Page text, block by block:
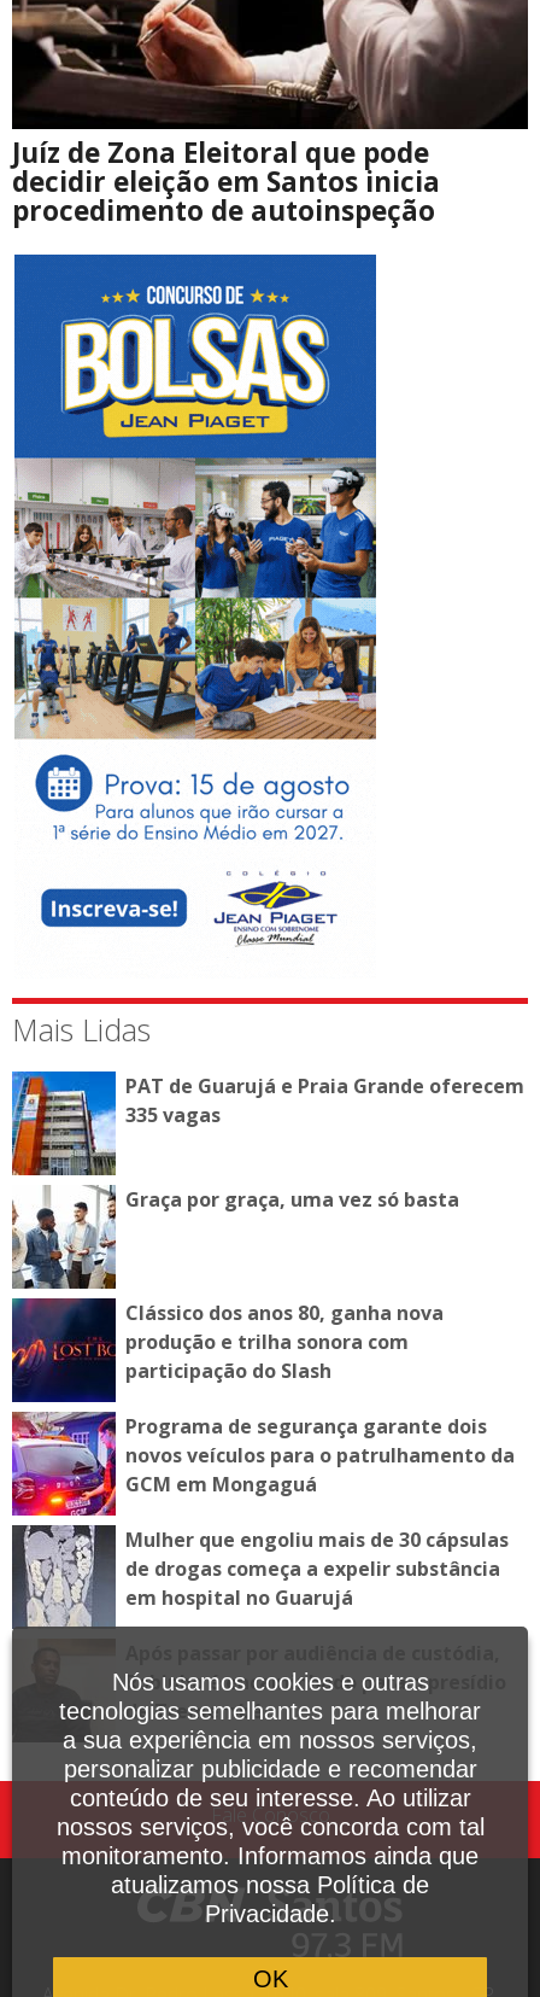
Juíz de Zona Eleitoral que pode
decidir eleição em Santos inicia
procedimento de autoinspeção
Mais Lidas
PAT de Guarujá e Praia Grande oferecem
335 vagas
Graça por graça, uma vez só basta
Clássico dos anos 80, ganha nova
produção e trilha sonora com
participação do Slash
Programa de segurança garante dois
novos veículos para o patrulhamento da
GCM em Mongaguá
Mulher que engoliu mais de 30 cápsulas
de drogas começa a expelir substância
em hospital no Guarujá
Robinho é encaminhado para o presídio
de Tremembé
Fale Conosco
Nós usamos cookies e outras
tecnologias semelhantes para melhorar
a sua experiência em nossos serviços,
personalizar publicidade e recomendar
conteúdo de seu interesse. Ao utilizar
nossos serviços, você concorda com tal
monitoramento. Informamos ainda que
atualizamos nossa Política de
Privacidade.
OK